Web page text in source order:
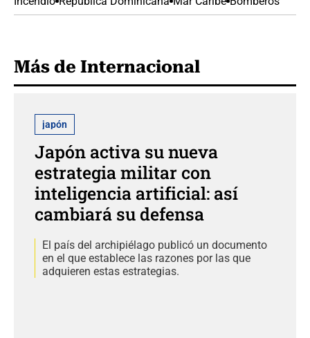
Más de Internacional
japón
Japón activa su nueva
estrategia militar con
inteligencia artificial: así
cambiará su defensa
El país del archipiélago publicó un documento
en el que establece las razones por las que
adquieren estas estrategias.